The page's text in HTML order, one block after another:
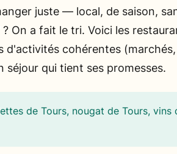
juste — local, de saison,
On a fait le tri. Voici les
d'activités cohérentes (marchés,
qui tient ses promesses.
de Tours, nougat de Tours, vins